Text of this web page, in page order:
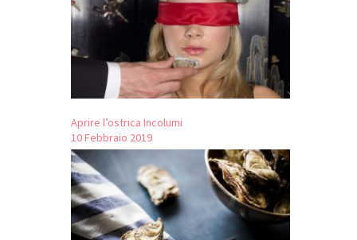
Aprire l’ostrica Incolumi
10 Febbraio 2019